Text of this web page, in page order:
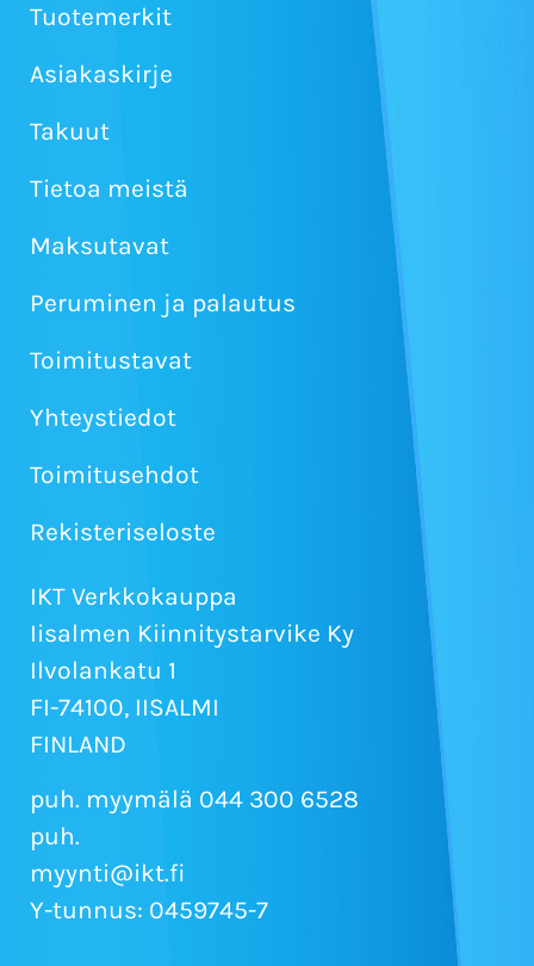
Tuotemerkit
Asiakaskirje
Takuut
Tietoa meistä
Maksutavat
Peruminen ja palautus
Toimitustavat
Yhteystiedot
Toimitusehdot
Rekisteriseloste
IKT Verkkokauppa
Iisalmen Kiinnitystarvike Ky
Ilvolankatu 1
FI-74100, IISALMI
FINLAND
puh. myymälä 044 300 6528
puh.
myynti@ikt.fi
Y-tunnus: 0459745-7